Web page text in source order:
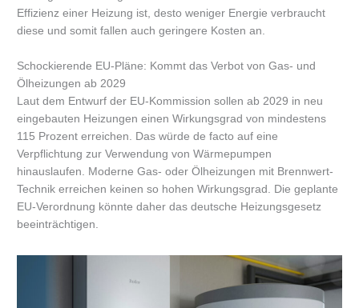
Effizienz einer Heizung ist, desto weniger Energie verbraucht
diese und somit fallen auch geringere Kosten an.
Schockierende EU-Pläne: Kommt das Verbot von Gas- und
Ölheizungen ab 2029
Laut dem Entwurf der EU-Kommission sollen ab 2029 in neu
eingebauten Heizungen einen Wirkungsgrad von mindestens
115 Prozent erreichen. Das würde de facto auf eine
Verpflichtung zur Verwendung von Wärmepumpen
hinauslaufen. Moderne Gas- oder Ölheizungen mit Brennwert-
Technik erreichen keinen so hohen Wirkungsgrad. Die geplante
EU-Verordnung könnte daher das deutsche Heizungsgesetz
beeinträchtigen.